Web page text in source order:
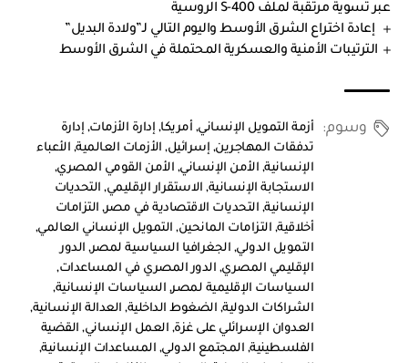
عبر تسوية مرتقبة لملف S-400 الروسية
إعادة اختراع الشرق الأوسط واليوم التالي لـ”ولادة البديل”
الترتيبات الأمنية والعسكرية المحتملة في الشرق الأوسط
وسوم: أزمة التمويل الإنساني,أمريكا,إدارة الأزمات,إدارة
تدفقات المهاجرين,إسرائيل,الأزمات العالمية,الأعباء
الإنسانية,الأمن الإنساني,الأمن القومي المصري,
الاستجابة الإنسانية,الاستقرار الإقليمي,التحديات
الإنسانية,التحديات الاقتصادية في مصر,التزامات
أخلاقية,التزامات المانحين,التمويل الإنساني العالمي,
التمويل الدولي,الجغرافيا السياسية لمصر,الدور
الإقليمي المصري,الدور المصري في المساعدات,
السياسات الإقليمية لمصر,السياسات الإنسانية,
الشراكات الدولية,الضغوط الداخلية,العدالة الإنسانية,
العدوان الإسرائلي على غزة,العمل الإنساني,القضية
الفلسطينية,المجتمع الدولي,المساعدات الإنسانية,